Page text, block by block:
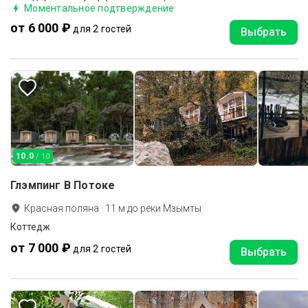
Моментальное подтверждение
от 6 000 ₽ для 2 гостей Выбрать
10.0 / 10
Глэмпинг В Потоке
Красная поляна · 11 м до реки Мзымты
Коттедж
от 7 000 ₽ для 2 гостей Выбрать